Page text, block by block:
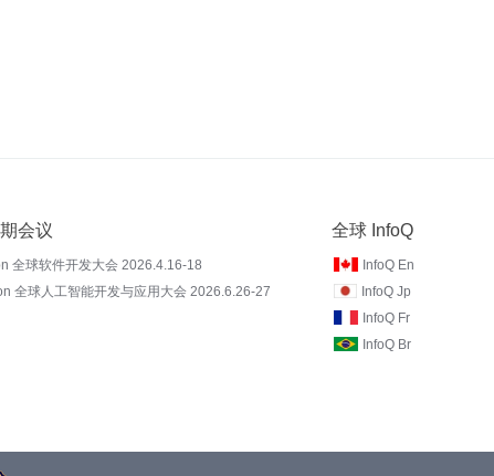
会议
全球软件开发大会 2026.4.16-18
全球人工智能开发与应用大会 2026.6.26-27
全球 InfoQ
InfoQ En
InfoQ Jp
InfoQ Fr
InfoQ Br